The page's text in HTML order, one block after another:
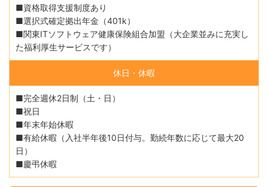
■資格取得支援制度あり
■選択式確定拠出年金（401k）
■関東ITソフトウェア健康保険組合加盟（大企業並みに充実し
た福利厚生サービスです）
休日・休暇
■完全週休2日制（土・日）
■祝日
■年末年始休暇
■有給休暇（入社半年後10日付与。勤続年数に応じて最大20
日）
■慶弔休暇